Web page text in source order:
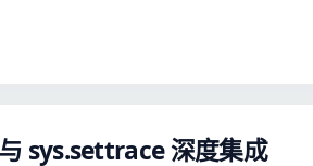
sys.settrace 深度集成